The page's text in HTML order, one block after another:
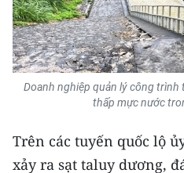
TIN ĐỊA PHƯƠNG
Trung du và miền núi
Đồng bằng sông Hồng
Duyên hải Nam Trung Bộ
Doanh nghiệp quản lý công trình
thấp mực nước
Trên các tuyến quốc lộ
xảy ra sạt taluy dương,